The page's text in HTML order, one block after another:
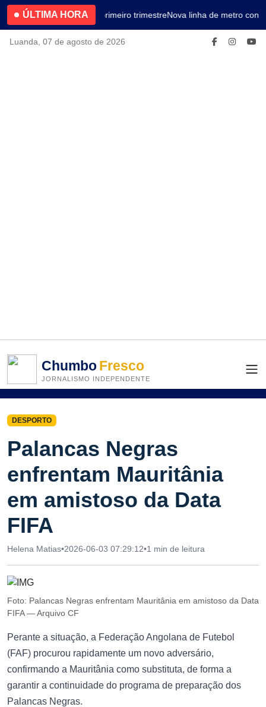
ÚLTIMA HORA4.2% no primeiro trimestreNova linha de metro
Luanda, 07 de agosto de 2026
ChumboFresco
JORNALISMO INDEPENDENTE
DESPORTO
Palancas Negras
enfrentam Mauritânia
em amistoso da Data
FIFA
Helena Matias•2026-06-03 07:29:12•1 min de leitura
Foto: Palancas Negras enfrentam Mauritânia em amistoso da Data
FIFA — Arquivo CF
Perante a situação, a Federação Angolana de Futebol
(FAF) procurou rapidamente um novo adversário,
confirmando a Mauritânia como substituta, de forma a
garantir a continuidade do programa de preparação dos
Palancas Negras.